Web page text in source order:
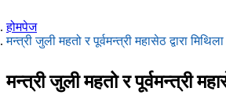
होमपेज
मन्त्री जुली महतो र पूर्वमन्त्री महासेठ द्वारा
मन्त्री जुली महतो र पूर्वमन्त्री